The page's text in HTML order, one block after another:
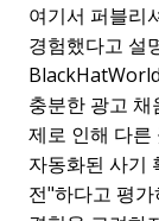
여기서 퍼블리
경험했다고 설
충분한 광고
제로 인해 다른
자동화된 사기
전"하다고 평